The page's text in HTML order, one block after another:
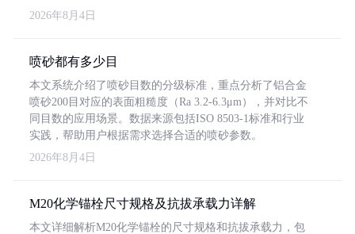
2026年8月4日
喷砂都有多少目
本文系统介绍了喷砂目数的分级标准，重点分析了铝合金
喷砂200目对应的表面粗糙度（Ra 3.2-6.3μm），并对比不
同目数的应用场景。数据来源包括ISO 8503-1标准和行业
实践，帮助用户根据需求选择合适的喷砂参数。
2026年8月4日
M20化学锚栓尺寸规格及抗拔承载力详解
本文详细解析M20化学锚栓的尺寸规格和抗拔承载力，包